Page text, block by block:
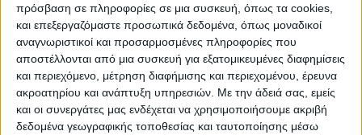
πρόσβαση σε πληροφορίες σε μια συσκευή, όπως τα cookies,
και επεξεργαζόμαστε προσωπικά δεδομένα, όπως μοναδικοί
αναγνωριστικοί και προσαρμοσμένες πληροφορίες που
αποστέλλονται από μια συσκευή για εξατομικευμένες διαφημίσεις
και περιεχόμενο, μέτρηση διαφήμισης και περιεχομένου, έρευνα
ακροατηρίου και ανάπτυξη υπηρεσιών. Με την άδειά σας, εμείς
και οι συνεργάτες μας ενδέχεται να χρησιμοποιήσουμε ακριβή
δεδομένα γεωγραφικής τοποθεσίας και ταυτοποίησης μέσω
Επικαιρότητα 30/4/2025